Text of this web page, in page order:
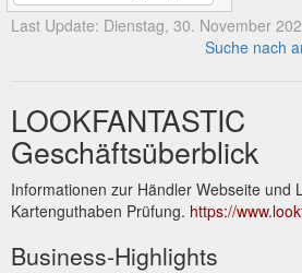
Last Update: Dienstag, 30. November
Suche nach
LOOKFANTASTIC
Geschäftsüberblick
Informationen zur Händler Webseite und
Kartenguthaben Prüfung. https://
Business-Highlights